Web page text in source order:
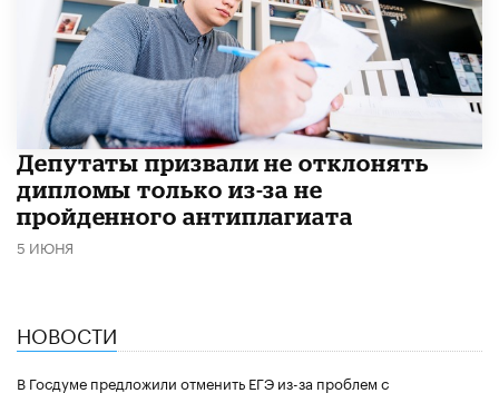
Депутаты призвали не отклонять
дипломы только из-за не
пройденного антиплагиата
5 ИЮНЯ
НОВОСТИ
В Госдуме предложили отменить ЕГЭ из-за проблем с